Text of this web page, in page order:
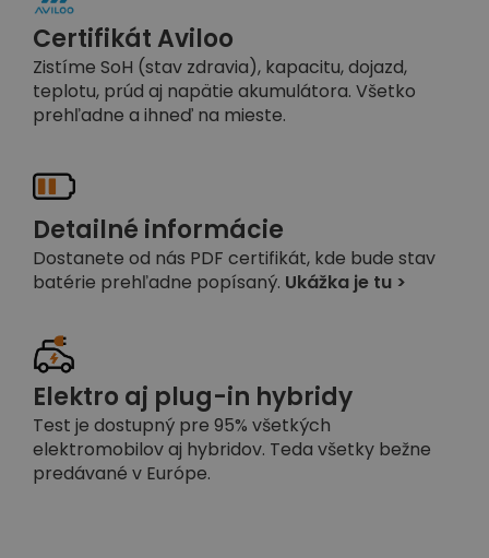
Certifikát Aviloo
Zistíme SoH (stav zdravia), kapacitu, dojazd,
teplotu, prúd aj napätie akumulátora. Všetko
prehľadne a ihneď na mieste.
Detailné informácie
Dostanete od nás PDF certifikát, kde bude stav
batérie prehľadne popísaný. Ukážka je tu >
Elektro aj plug-in hybridy
Test je dostupný pre 95% všetkých
elektromobilov aj hybridov. Teda všetky bežne
predávané v Európe.